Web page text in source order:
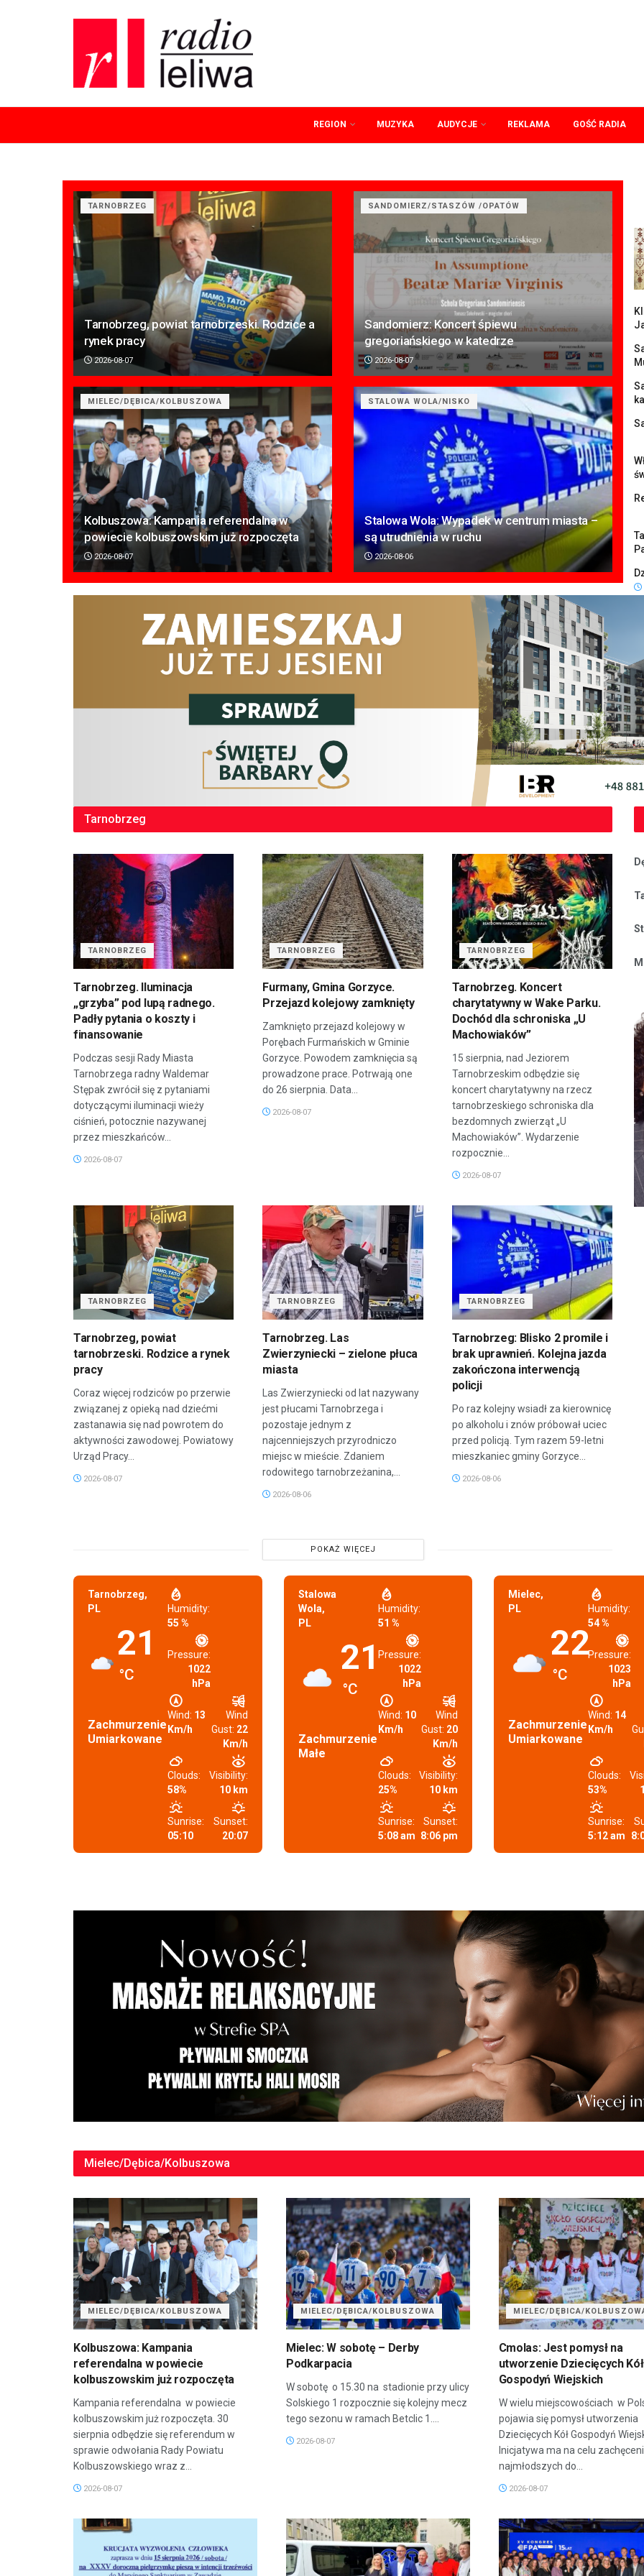
REGION MUZYKA AUDYCJE REKLAMA GOŚĆ RADIA
TARNOBRZEG
Tarnobrzeg, powiat tarnobrzeski. Rodzice a
rynek pracy
2026-08-07
SANDOMIERZ/STASZÓW /OPATÓW
Sandomierz: Koncert śpiewu
gregoriańskiego w katedrze
2026-08-07
MIELEC/DĘBICA/KOLBUSZOWA
Kolbuszowa: Kampania referendalna w
powiecie kolbuszowskim już rozpoczęta
2026-08-07
STALOWA WOLA/NISKO
Stalowa Wola: Wypadek w centrum miasta –
są utrudnienia w ruchu
2026-08-06
Tarnobrzeg
TARNOBRZEG
Tarnobrzeg. Iluminacja
„grzyba” pod lupą radnego.
Padły pytania o koszty i
finansowanie
Podczas sesji Rady Miasta
Tarnobrzega radny Waldemar
Stępak zwrócił się z pytaniami
dotyczącymi iluminacji wieży
ciśnień, potocznie nazywanej
przez mieszkańców...
2026-08-07
TARNOBRZEG
Furmany, Gmina Gorzyce.
Przejazd kolejowy zamknięty
Zamknięto przejazd kolejowy w
Porębach Furmańskich w Gminie
Gorzyce. Powodem zamknięcia są
prowadzone prace. Potrwają one
do 26 sierpnia. Data...
2026-08-07
TARNOBRZEG
Tarnobrzeg. Koncert
charytatywny w Wake Parku.
Dochód dla schroniska „U
Machowiaków”
15 sierpnia, nad Jeziorem
Tarnobrzeskim odbędzie się
koncert charytatywny na rzecz
tarnobrzeskiego schroniska dla
bezdomnych zwierząt „U
Machowiaków”. Wydarzenie
rozpocznie...
2026-08-07
TARNOBRZEG
Tarnobrzeg, powiat
tarnobrzeski. Rodzice a rynek
pracy
Coraz więcej rodziców po przerwie
związanej z opieką nad dziećmi
zastanawia się nad powrotem do
aktywności zawodowej. Powiatowy
Urząd Pracy...
2026-08-07
TARNOBRZEG
Tarnobrzeg. Las
Zwierzyniecki – zielone płuca
miasta
Las Zwierzyniecki od lat nazywany
jest płucami Tarnobrzega i
pozostaje jednym z
najcenniejszych przyrodniczo
miejsc w mieście. Zdaniem
rodowitego tarnobrzeżanina,...
2026-08-06
TARNOBRZEG
Tarnobrzeg: Blisko 2 promile i
brak uprawnień. Kolejna jazda
zakończona interwencją
policji
Po raz kolejny wsiadł za kierownicę
po alkoholu i znów próbował uciec
przed policją. Tym razem 59-letni
mieszkaniec gminy Gorzyce...
2026-08-06
POKAŻ WIĘCEJ
Tarnobrzeg,
PL
21
°C
Zachmurzenie
Umiarkowane
Humidity:
55 %
Pressure:
1022
hPa
Wind: 13
Km/h
Wind
Gust: 22
Km/h
Clouds:
58%
Visibility:
10 km
Sunrise:
05:10
Sunset:
20:07
Stalowa
Wola,
PL
21
°C
Zachmurzenie
Małe
Humidity:
51 %
Pressure:
1022
hPa
Wind: 10
Km/h
Wind
Gust: 20
Km/h
Clouds:
25%
Visibility:
10 km
Sunrise:
5:08 am
Sunset:
8:06 pm
Mielec,
PL
22
°C
Zachmurzenie
Umiarkowane
Humidity:
54 %
Pressure:
1023
hPa
Wind: 14
Km/h
Clouds:
53%
Sunrise:
5:12 am
Mielec/Dębica/Kolbuszowa
MIELEC/DĘBICA/KOLBUSZOWA
Kolbuszowa: Kampania
referendalna w powiecie
kolbuszowskim już rozpoczęta
Kampania referendalna w powiecie
kolbuszowskim już rozpoczęta. 30
sierpnia odbędzie się referendum w
sprawie odwołania Rady Powiatu
Kolbuszowskiego wraz z...
2026-08-07
MIELEC/DĘBICA/KOLBUSZOWA
Mielec: W sobotę – Derby
Podkarpacia
W sobotę o 15.30 na stadionie przy ulicy
Solskiego 1 rozpocznie się kolejny mecz
tego sezonu w ramach Betclic 1....
2026-08-07
MIELEC/DĘBICA/
Cmolas: Jest pomysł na
utworzenie Dziecięcych Kół
Gospodyń Wiejskich
W wielu miejscowościach w
pojawia się pomysł utworzenia
Dziecięcych Kół Gospodyń
Inicjatywa ma na celu
najmłodszych do...
2026-08-07